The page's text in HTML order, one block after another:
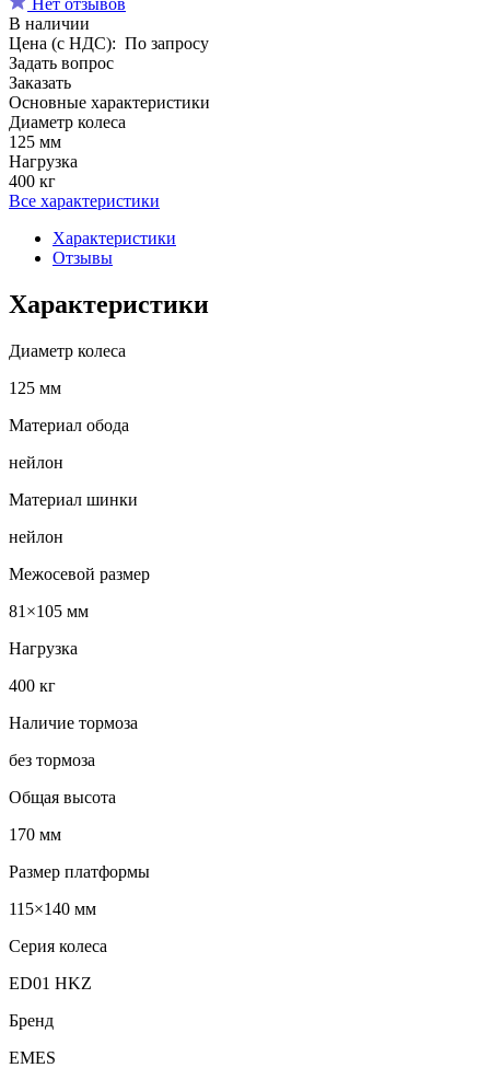
В наличии
Цена (с НДС): По запросу
Задать вопрос
Заказать
Основные характеристики
Диаметр колеса
125 мм
Нагрузка
400 кг
Все характеристики
Характеристики
Отзывы
Характеристики
Диаметр колеса
125 мм
Материал обода
нейлон
Материал шинки
нейлон
Межосевой размер
81×105 мм
Нагрузка
400 кг
Наличие тормоза
без тормоза
Общая высота
170 мм
Размер платформы
115×140 мм
Серия колеса
ED01 HKZ
Бренд
EMES